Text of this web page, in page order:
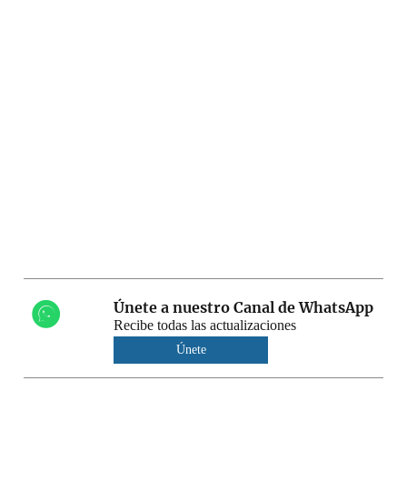
Únete a nuestro Canal de WhatsApp
Recibe todas las actualizaciones
Únete